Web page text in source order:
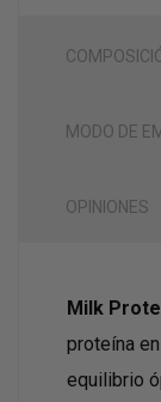
MODO DE
OPINIONES
Milk
proteína
equilibrio